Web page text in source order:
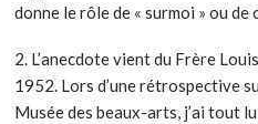
donne le rôle de « surmoi » ou de
2. L’anecdote vient du Frère
1952. Lors d’une rétrospective
Musée des beaux-arts, j’ai tout